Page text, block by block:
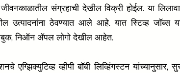
संग्रहाची देखील विक्री होईल. या
उत्पादनांना ठेवण्यात आले आहे. यात स्टिव्ह जॉब्स
निऑन अ‍ॅपल लोगो देखील आहेत.
व्हीपी बॉबी लिव्हिंगस्टन यांच्यानुसार,